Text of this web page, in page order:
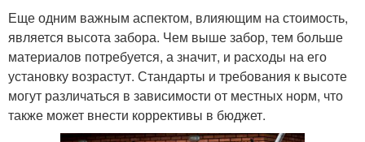
Еще одним важным аспектом, влияющим на стоимость,
является высота забора. Чем выше забор, тем больше
материалов потребуется, а значит, и расходы на его
установку возрастут. Стандарты и требования к высоте
могут различаться в зависимости от местных норм, что
также может внести коррективы в бюджет.